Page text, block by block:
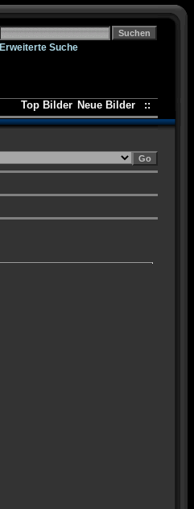
Erweiterte Suche
Top Bilder Neue Bilder ::